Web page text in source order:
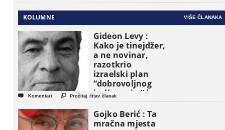
KOLUMNE VIŠE ČLANAKA
Gideon Levy :
Kako je tinejdžer,
a ne novinar,
razotkrio
izraelski plan
“dobrovoljnog
iseljavanja ” iz
Gaze
 Komentari  Pročitaj čitav članak
Gojko Berić : Ta
mračna mjesta